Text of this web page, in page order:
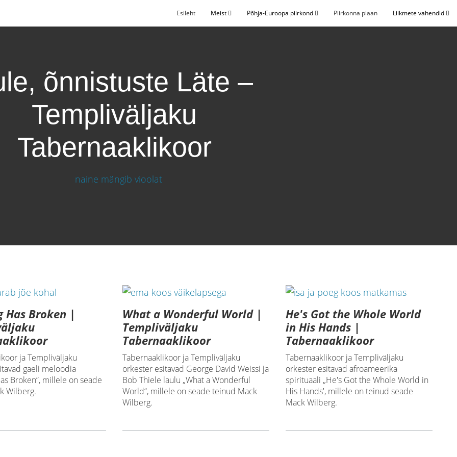
Esileht Meist Põhja-Euroopa piirkond Piirkonna plaan Liikmete vahendid
õnnistuste Läte –
Templiväljaku
Tabernaaklikoor
Has Broken |
ja Templiväljaku
gaeli meloodia
Broken”, millele on seade
Wilberg.
What a Wonderful World |
Templiväljaku
Tabernaaklikoor
Tabernaaklikoor ja Templiväljaku
orkester esitavad George David Weissi ja
Bob Thiele laulu „What a Wonderful
World“, millele on seade teinud Mack
Wilberg.
He's Got the Whole World
in His Hands |
Tabernaaklikoor
Tabernaaklikoor ja Templiväljaku
orkester esitavad afroameerika
spirituaali „He's Got the Whole World in
His Hands', millele on teinud seade
Mack Wilberg.